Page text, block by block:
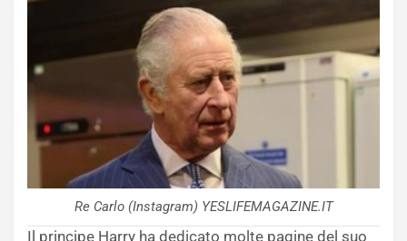
Re Carlo (Instagram) YESLIFEMAGAZINE.IT
Il principe Harry ha dedicato molte pagine del suo